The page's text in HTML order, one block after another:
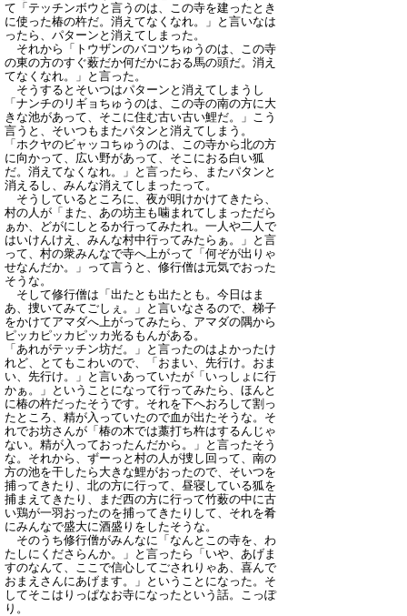
て「テッチンボウと言うのは、この寺を建ったとき
に使った椿の杵だ。消えてなくなれ。」と言いなは
ったら、パターンと消えてしまった。
それから「トウザンのバコツちゅうのは、この寺
の東の方のすぐ薮だか何だかにおる馬の頭だ。消え
てなくなれ。」と言った。
そうするとそいつはパターンと消えてしまうし
「ナンチのリギョちゅうのは、この寺の南の方に大
きな池があって、そこに住む古い古い鯉だ。」こう
言うと、そいつもまたパタンと消えてしまう。
「ホクヤのビャッコちゅうのは、この寺から北の方
に向かって、広い野があって、そこにおる白い狐
だ。消えてなくなれ。」と言ったら、またパタンと
消えるし、みんな消えてしまったって。
そうしているところに、夜が明けかけてきたら、
村の人が「また、あの坊主も噛まれてしまっただら
ぁか、どがにしとるか行ってみたれ。一人や二人で
はいけんけえ、みんな村中行ってみたらぁ。」と言
って、村の衆みんなで寺へ上がって「何ぞが出りゃ
せなんだか。」って言うと、修行僧は元気でおった
そうな。
そして修行僧は「出たとも出たとも。今日はま
あ、捜いてみてごしぇ。」と言いなさるので、梯子
をかけてアマダへ上がってみたら、アマダの隅から
ピッカピッカピッカ光るもんがある。
「あれがテッチン坊だ。」と言ったのはよかったけ
れど、とてもこわいので、「おまい、先行け。おま
い、先行け。」と言いあっていたが「いっしょに行
かぁ。」ということになって行ってみたら、ほんと
に椿の杵だったそうです。それを下へおろして割っ
たところ、精が入っていたので血が出たそうな。そ
れでお坊さんが「椿の木では藁打ち杵はするんじゃ
ない。精が入っておったんだから。」と言ったそう
な。それから、ずーっと村の人が捜し回って、南の
方の池を干したら大きな鯉がおったので、そいつを
捕ってきたり、北の方に行って、昼寝している狐を
捕まえてきたり、まだ西の方に行って竹薮の中に古
い鶏が一羽おったのを捕ってきたりして、それを肴
にみんなで盛大に酒盛りをしたそうな。
そのうち修行僧がみんなに「なんとこの寺を、わ
たしにくださらんか。」と言ったら「いや、あげま
すのなんて、ここで信心してごされりゃあ、喜んで
おまえさんにあげます。」ということになった。そ
してそこはりっぱなお寺になったという話。こっぽ
り。